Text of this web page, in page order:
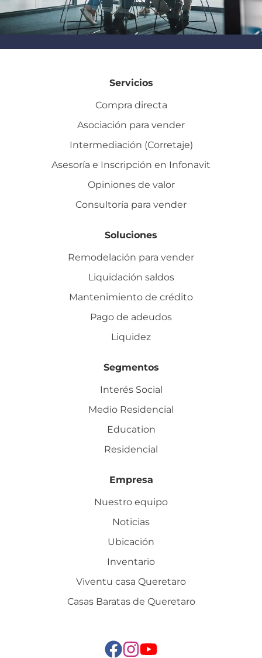
Servicios
Compra directa
Asociación para vender
Intermediación (Corretaje)
Asesoría e Inscripción en Infonavit
Opiniones de valor
Consultoría para vender
Soluciones
Remodelación para vender
Liquidación saldos
Mantenimiento de crédito
Pago de adeudos
Liquidez
Segmentos
Interés Social
Medio Residencial
Education
Residencial
Empresa
Nuestro equipo
Noticias
Ubicación
Inventario
Viventu casa Queretaro
Casas Baratas de Queretaro